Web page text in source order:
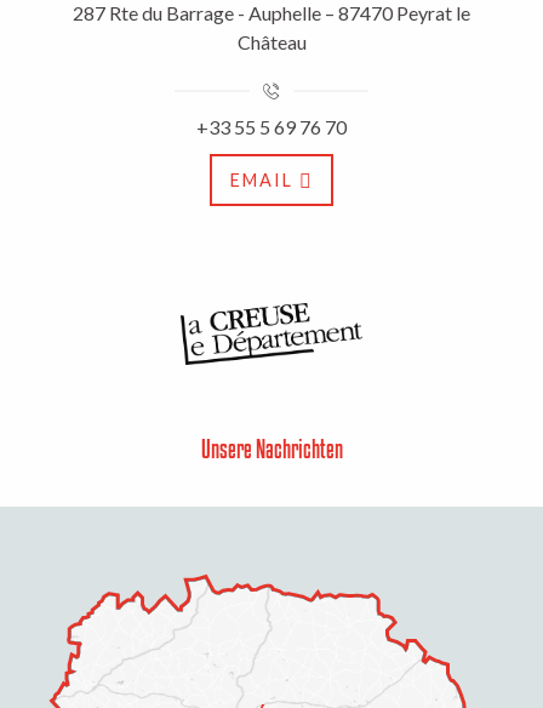
287 Rte du Barrage - Auphelle – 87470 Peyrat le
Château
+33 55 5 69 76 70
EMAIL
Unsere Nachrichten